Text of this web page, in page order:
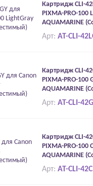
Картридж CLI-
PIXMA-PRO-100
AQUAMARINE
Арт:AT-CLI-
Картридж CLI-
PIXMA-PRO-100
AQUAMARINE
Арт:AT-CLI-
Картридж CLI-
PIXMA-PRO-100
AQUAMARINE
Арт:AT-CLI-42C